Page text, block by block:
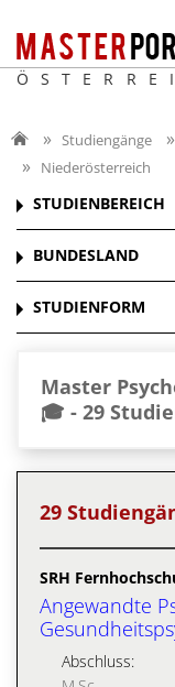
Studiengänge
Niederösterreich
STUDIENBEREICH
BUNDESLAND
STUDIENFORM
Master
🎓 - 29
29
SRH
Angewandte
Abschluss: